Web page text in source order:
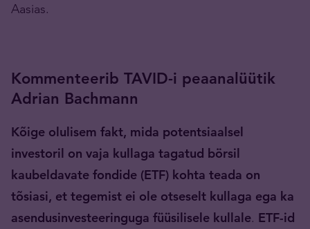
Aasias.
Kommenteerib TAVID-i peaanalüütik
Adrian Bachmann
Kõige olulisem fakt, mida potentsiaalsel
investoril on vaja kullaga tagatud börsil
kaubeldavate fondide (ETF) kohta teada on
tõsiasi, et tegemist ei ole otseselt kullaga ega ka
asendusinvesteeringuga füüsilisele kullale. ETF-id